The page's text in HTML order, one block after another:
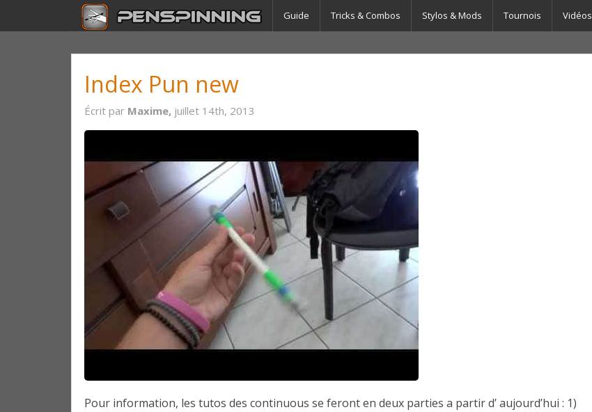
Guide Tricks & Combos Stylos & Mods Tournois Vidéos
Index Pun new
Écrit par Maxime, juillet 14th, 2013
Pour information, les tutos des continuous se feront en deux parties a partir d’ aujourd’hui : 1)